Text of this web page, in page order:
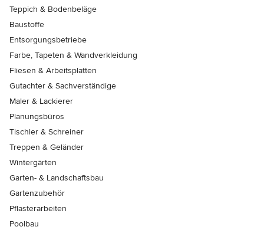
Teppich & Bodenbeläge
Baustoffe
Entsorgungsbetriebe
Farbe, Tapeten & Wandverkleidung
Fliesen & Arbeitsplatten
Gutachter & Sachverständige
Maler & Lackierer
Planungsbüros
Tischler & Schreiner
Treppen & Geländer
Wintergärten
Garten- & Landschaftsbau
Gartenzubehör
Pflasterarbeiten
Poolbau